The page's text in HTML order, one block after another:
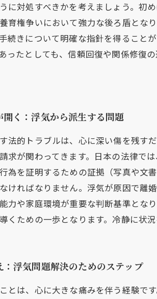
に対処すべきかを考えましょう。初
育権争いにおいて強力な後ろ盾とな
続きについて明確な指針を得ること
ったとしても、信頼回復や関係修復
く：浮気から派生する問題
法的トラブルは、心に深い傷を残す
求が関わってきます。日本の法律で
為を証明するための証拠（写真や文
ければなりません。浮気が原因で離
力や家庭環境が重要な判断基準とな
くための一歩となります。冷静に状
浮気問題解決のためのステップ
とは、心に大きな痛みを伴う経験で